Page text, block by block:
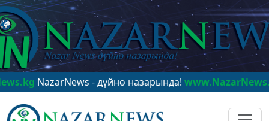
- дүйнө назарында!www.NazarNews.kg